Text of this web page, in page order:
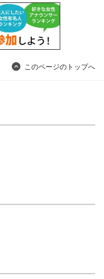
このページのトップへ